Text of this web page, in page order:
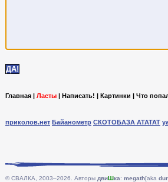
Главная | Ласты | Написать! | Картинки | Что
приколов.нет Байанометр СКОТОБАЗА АТАТАТ
© СВАЛКА, 2003–2026. Авторы двиШка: megath[aka